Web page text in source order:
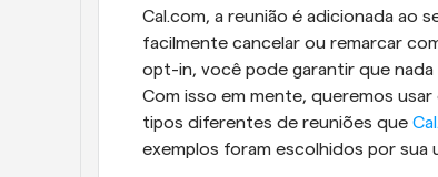
Cal.com, a reunião é adicionada ao
facilmente cancelar ou remarcar
opt-in, você pode garantir que nada
Com isso em mente, queremos
tipos diferentes de reuniões que
exemplos foram escolhidos por sua